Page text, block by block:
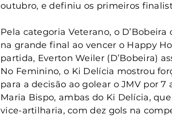
outubro, e definiu os primeiros
Pela categoria Veterano, o
na grande final ao vencer o Happy
partida, Everton Weiler (D’Bobeira)
No Feminino, o Ki Delícia mostrou
para a decisão ao golear o JMV por
Maria Bispo, ambas do Ki Delícia,
vice-artilharia, com dez gols na